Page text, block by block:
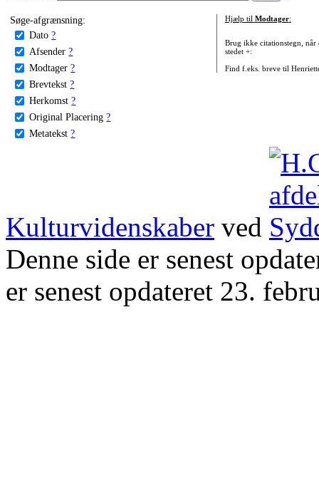
Søge-afgrænsning:
Dato ?
Afsender ?
Modtager ?
Brevtekst ?
Herkomst ?
Original Placering ?
Metatekst ?
Hjælp til Modtager:
Brug ikke citationstegn, når
stedet +:
Find f.eks. breve til
Kulturvidenskaber ved
Denne side er senest
er senest opdateret 23.